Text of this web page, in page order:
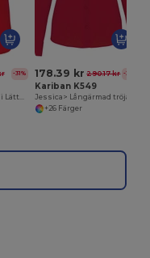
-31% 178.39 kr 290.17 kr -39%
Kariban K549
+26 Färger